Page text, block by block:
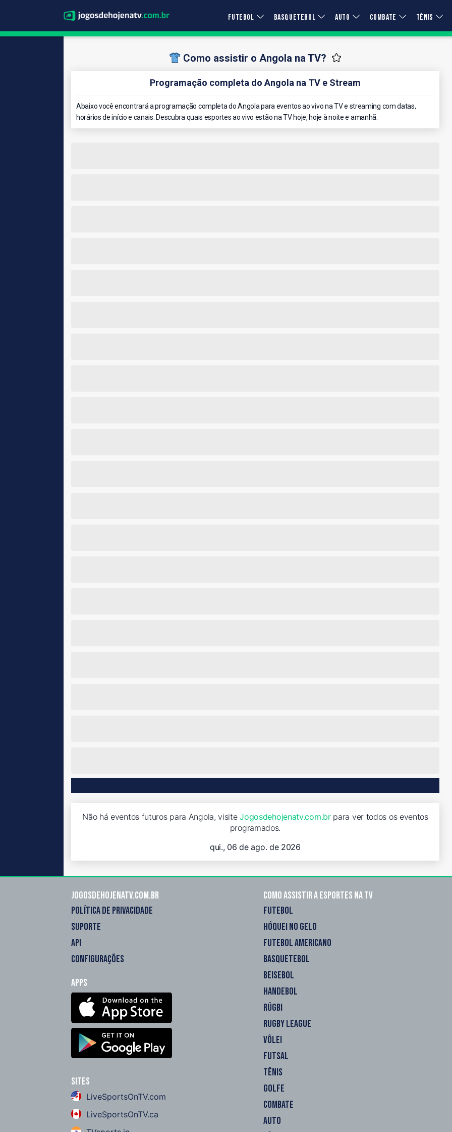
FUTEBOL BASQUETEBOL AUTO COMBATE TÊNIS
Como assistir o Angola na TV?
Programação completa do Angola na TV e Stream
Abaixo você encontrará a programação completa do Angola para eventos ao vivo na TV e streaming com datas,
horários de início e canais. Descubra quais esportes ao vivo estão na TV hoje, hoje à noite e amanhã.
Não há eventos futuros para Angola, visiteJogosdehojenatv.com.brpara ver todos os eventos
programados.
qui., 06 de ago. de 2026
Jogosdehojenatv.com.br
POLÍTICA DE PRIVACIDADE
SUPORTE
API
CONFIGURAÇÕES
Apps
Sites
LiveSportsOnTV.com
LiveSportsOnTV.ca
Como assistir a esportes na TV
FUTEBOL
HÓQUEI NO GELO
FUTEBOL AMERICANO
BASQUETEBOL
BEISEBOL
HANDEBOL
RÚGBI
RUGBY LEAGUE
VÔLEI
FUTSAL
TÊNIS
GOLFE
COMBATE
AUTO